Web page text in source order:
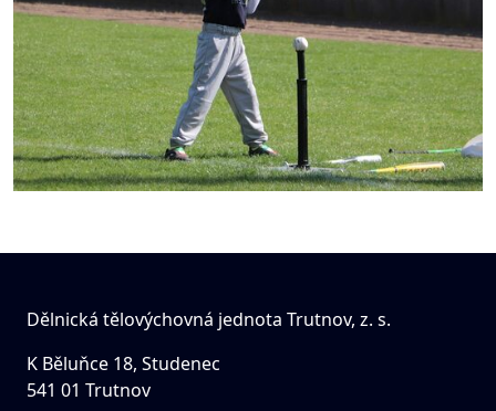
Dělnická tělovýchovná jednota Trutnov, z. s.
K Běluňce 18, Studenec
541 01 Trutnov